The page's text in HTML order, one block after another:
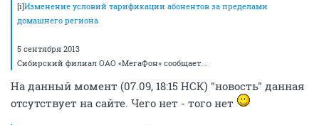
[i]Изменение условий тарификации абонентов за пределами
домашнего региона
5 сентября 2013
Сибирский филиал ОАО «МегаФон» сообщает...
На данный момент (07.09, 18:15 НСК) "новость" данная
отсутствует на сайте. Чего нет - того нет